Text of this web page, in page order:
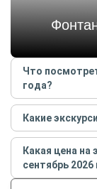
Что
года?
Самые
сентябре
Фонтан
Собор
Памятник
Какие
Самые
сентябре
Старая
Какая цена на
сентябрь 2026